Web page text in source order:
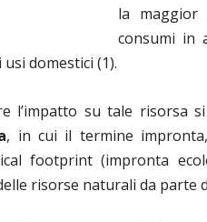
la maggior
consumi in
domestici (1).
l’impatto su tale risorsa
, in cui il termine
footprint (impronta
risorse naturali da parte